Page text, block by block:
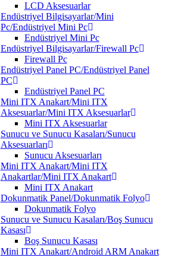
LCD Aksesuarlar
Endüstriyel Bilgisayarlar/Mini
Pc/Endüstriyel Mini Pc
Endüstriyel Mini Pc
Endüstriyel Bilgisayarlar/Firewall Pc
Firewall Pc
Endüstriyel Panel PC/Endüstriyel Panel
PC
Endüstriyel Panel PC
Mini ITX Anakart/Mini ITX
Aksesuarlar/Mini ITX Aksesuarlar
Mini ITX Aksesuarlar
Sunucu ve Sunucu Kasaları/Sunucu
Aksesuarları
Sunucu Aksesuarları
Mini ITX Anakart/Mini ITX
Anakartlar/Mini ITX Anakart
Mini ITX Anakart
Dokunmatik Panel/Dokunmatik Folyo
Dokunmatik Folyo
Sunucu ve Sunucu Kasaları/Boş Sunucu
Kasası
Boş Sunucu Kasası
Mini ITX Anakart/Android ARM Anakart